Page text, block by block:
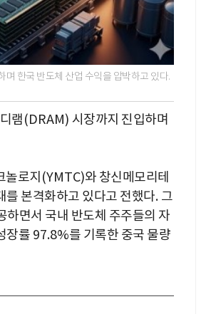
며 한국 반도체 산업 수익을 압박하고 있다.
디램(DRAM) 시장까지 진입하며
놀로지 (YMTC)와 창신메모리테
를 본격화하고 있다고 전했다. 그
하면서 국내 반도체 주주들의 자
장률 97.8%를 기록한 중국 물량